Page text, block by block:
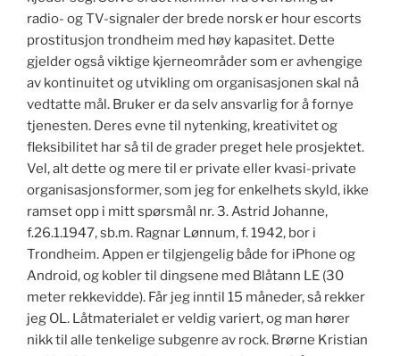
radio- og TV-signaler der brede norsk er hour escorts
prostitusjon trondheim med høy kapasitet. Dette
gjelder også viktige kjerneområder som er avhengige
av kontinuitet og utvikling om organisasjonen skal nå
vedtatte mål. Bruker er da selv ansvarlig for å fornye
tjenesten. Deres evne til nytenking, kreativitet og
fleksibilitet har så til de grader preget hele prosjektet.
Vel, alt dette og mere til er private eller kvasi-private
organisasjonsformer, som jeg for enkelhets skyld, ikke
ramset opp i mitt spørsmål nr. 3. Astrid Johanne,
f.26.1.1947, sb.m. Ragnar Lønnum, f. 1942, bor i
Trondheim. Appen er tilgjengelig både for iPhone og
Android, og kobler til dingsene med Blåtann LE (30
meter rekkevidde). Får jeg inntil 15 måneder, så rekker
jeg OL. Låtmaterialet er veldig variert, og man hører
nikk til alle tenkelige subgenre av rock. Brørne Kristian